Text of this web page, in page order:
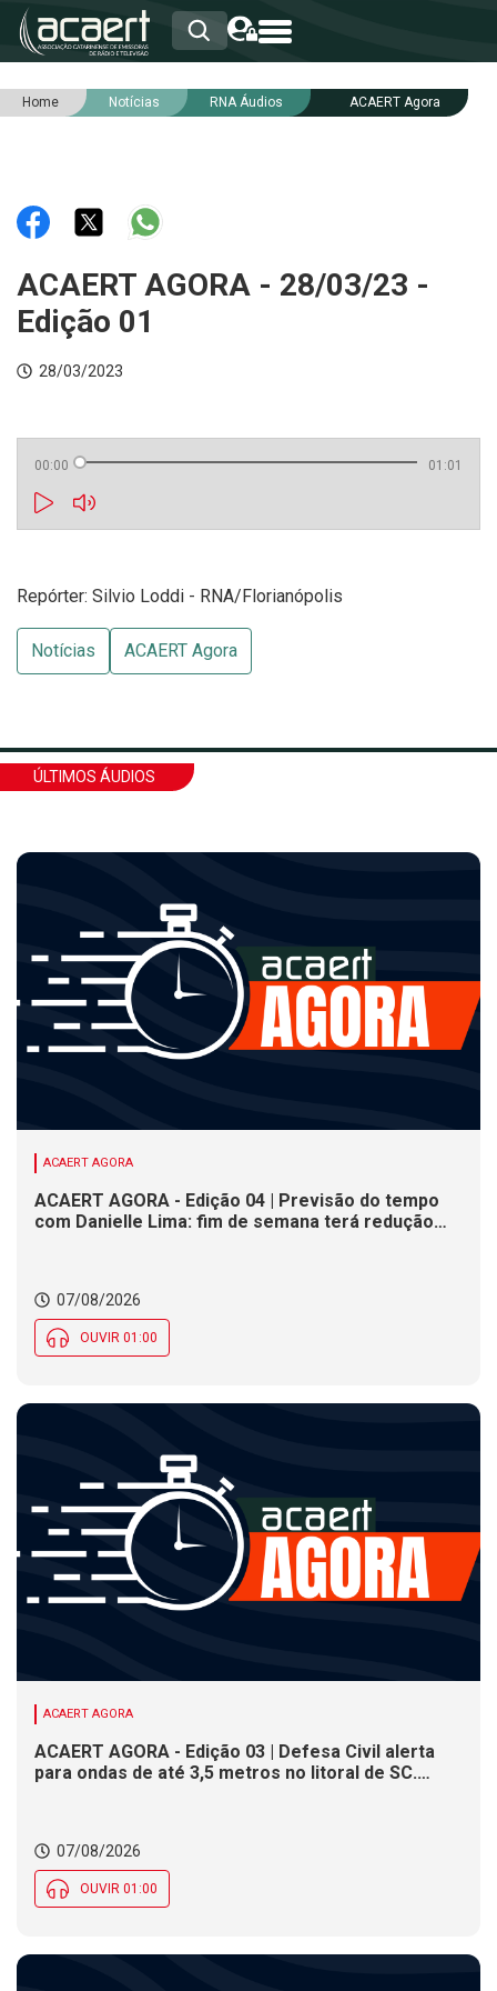
HOME
RNA
NOTÍCIAS
INTEGRIDADE
Home Notícias RNA Áudios ACAERT Agora
ACAERT AGORA - 28/03/23 -
Edição 01
28/03/2023
00:00 01:01
Repórter: Silvio Loddi - RNA/Florianópolis
Notícias ACAERT Agora
ÚLTIMOS ÁUDIOS
ACAERT AGORA
ACAERT AGORA - Edição 04 | Previsão do tempo
com Danielle Lima: fim de semana terá redução
07/08/2026
OUVIR 01:00
ACAERT AGORA
ACAERT AGORA - Edição 03 | Defesa Civil alerta
para ondas de até 3,5 metros no litoral de SC.
07/08/2026
OUVIR 01:00